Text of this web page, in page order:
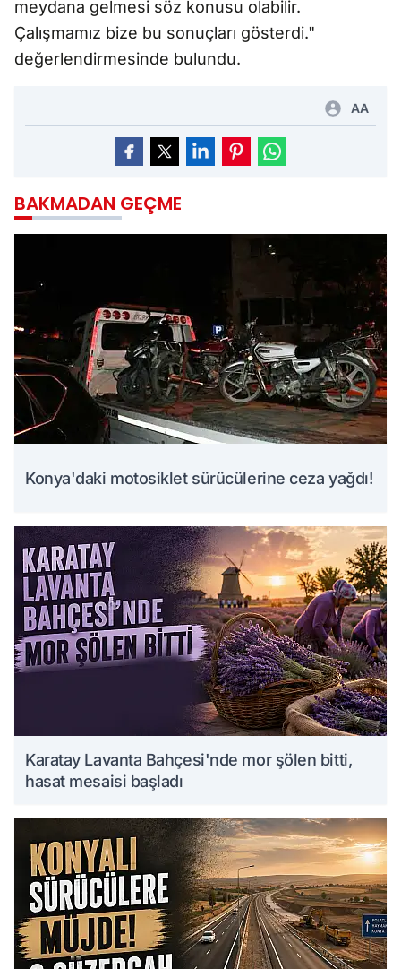
meydana gelmesi söz konusu olabilir.
Çalışmamız bize bu sonuçları gösterdi."
değerlendirmesinde bulundu.
AA
BAKMADAN GEÇME
Konya'daki motosiklet sürücülerine ceza yağdı!
Karatay Lavanta Bahçesi'nde mor şölen bitti,
hasat mesaisi başladı